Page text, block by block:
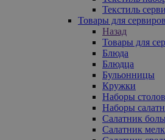
Текстиль
Товары для
Назад
Товары для
Блюда
Блюдца
Бульонницы
Кружки
Наборы
Наборы
Салатник
Салатник